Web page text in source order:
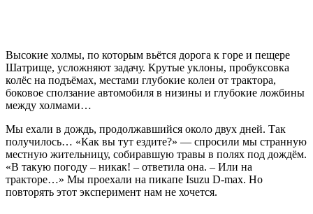
Высокие холмы, по которым вьётся дорога к горе и пещере
Шатрище, усложняют задачу. Крутые уклоны, пробуксовка
колёс на подъёмах, местами глубокие колеи от трактора,
боковое сползание автомобиля в низины и глубокие ложбины
между холмами…
Мы ехали в дождь, продолжавшийся около двух дней. Так
получилось… «Как вы тут ездите?» — спросили мы странную
местную жительницу, собиравшую травы в полях под дождём.
«В такую погоду – никак! – ответила она. – Или на
тракторе…» Мы проехали на пикапе Isuzu D-max. Но
повторять этот эксперимент нам не хочется.